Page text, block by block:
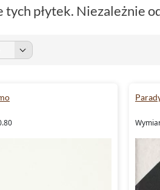
tych płytek. Niezależnie
20x20 dostarczy ci
wzorów i kolorów,